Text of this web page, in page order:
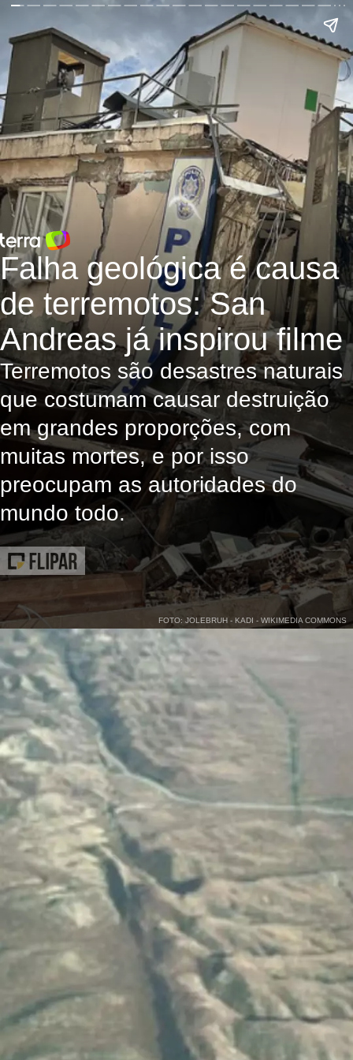
Falha geológica é causa
de terremotos: San
Andreas já inspirou filme
Terremotos são desastres naturais
que costumam causar destruição
em grandes proporções, com
muitas mortes, e por isso
preocupam as autoridades do
mundo todo.
FOTO: JOLEBRUH - KADI - WIKIMEDIA COMMONS